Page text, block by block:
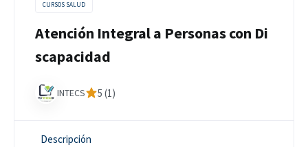
CURSOS SALUD
Atención Integral a Personas con Di
scapacidad
INTECS 5 (1)
Descripción